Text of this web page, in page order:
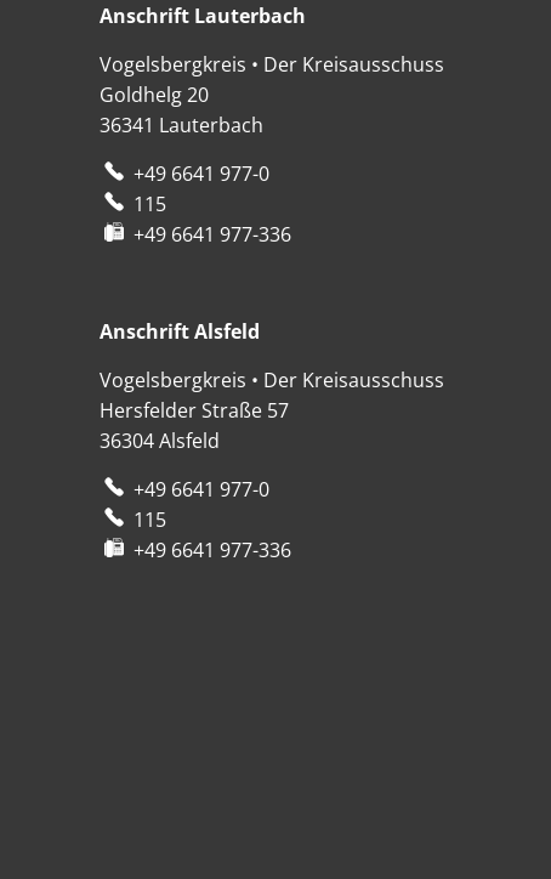
Anschrift Lauterbach
Vogelsbergkreis • Der Kreisausschuss
Goldhelg 20
36341 Lauterbach
+49 6641 977-0
115
+49 6641 977-336
Anschrift Alsfeld
Vogelsbergkreis • Der Kreisausschuss
Hersfelder Straße 57
36304Alsfeld
+49 6641 977-0
115
+49 6641 977-336